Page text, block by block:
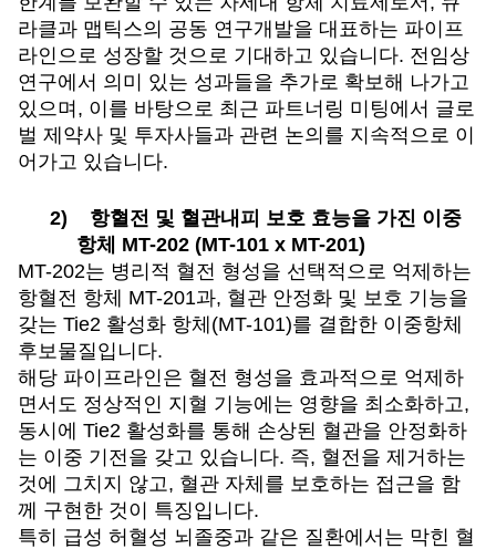
라클과 맵틱스의 공동 연구개발을 대표하는 파이프
라인으로 성장할 것으로 기대하고 있습니다. 전임상
연구에서 의미 있는 성과들을 추가로 확보해 나가고
있으며, 이를 바탕으로 최근 파트너링 미팅에서 글로
벌 제약사 및 투자사들과 관련 논의를 지속적으로 이
어가고 있습니다.
2)
항혈전 및 혈관내피 보호 효능을 가진 이중
항체 MT-202 (MT-101 x MT-201)
MT-202는 병리적 혈전 형성을 선택적으로 억제하는
항혈전 항체 MT-201과, 혈관 안정화 및 보호 기능을
갖는 Tie2 활성화 항체(MT-101)를 결합한 이중항체
후보물질입니다.
해당 파이프라인은 혈전 형성을 효과적으로 억제하
면서도 정상적인 지혈 기능에는 영향을 최소화하고,
동시에 Tie2 활성화를 통해 손상된 혈관을 안정화하
는 이중 기전을 갖고 있습니다. 즉, 혈전을 제거하는
것에 그치지 않고, 혈관 자체를 보호하는 접근을 함
께 구현한 것이 특징입니다.
특히 급성 허혈성 뇌졸중과 같은 질환에서는 막힌 혈